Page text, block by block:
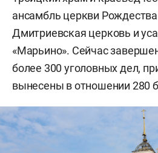
ансамбль церкви
Дмитриевская церковь и
«Марьино». Сейчас
более 300 уголовных дел,
вынесены в отношении 280